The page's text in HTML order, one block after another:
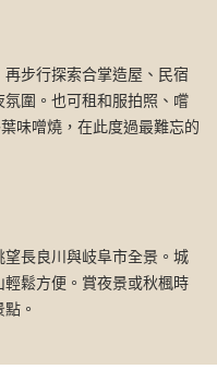
步行探索合掌造屋、民宿
圍。也可租和服拍照、嚐
味噌燒，在此度過最難忘的
長良川與岐阜市全景。城
鬆方便。賞夜景或秋楓時
。